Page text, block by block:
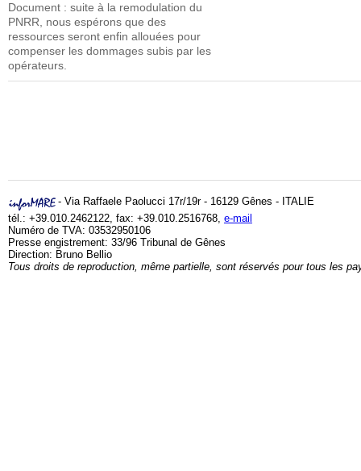
Document : suite à la remodulation du
PNRR, nous espérons que des
ressources seront enfin allouées pour
compenser les dommages subis par les
opérateurs.
- Via Raffaele Paolucci 17r/19r - 16129 Gênes - ITALIE
tél.: +39.010.2462122, fax: +39.010.2516768, e-mail
Numéro de TVA: 03532950106
Presse engistrement: 33/96 Tribunal de Gênes
Direction: Bruno Bellio
Tous droits de reproduction, même partielle, sont réservés pour tous les